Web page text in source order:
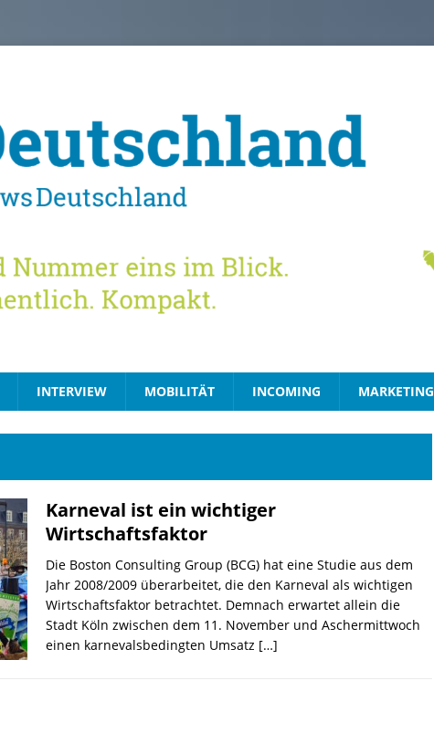
INTERVIEW MOBILITÄT INCOMING MARKETING
Karneval ist ein wichtiger
Wirtschaftsfaktor
Die Boston Consulting Group (BCG) hat eine Studie aus dem
Jahr 2008/2009 überarbeitet, die den Karneval als wichtigen
Wirtschaftsfaktor betrachtet. Demnach erwartet allein die
Stadt Köln zwischen dem 11. November und Aschermittwoch
einen karnevalsbedingten Umsatz […]